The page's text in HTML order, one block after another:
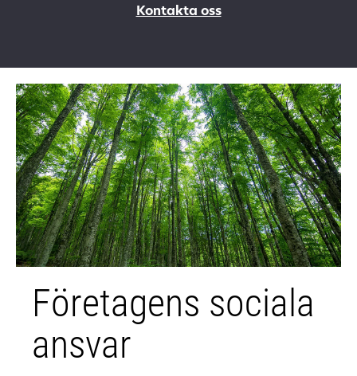
Kontakta oss
Företagens sociala
ansvar